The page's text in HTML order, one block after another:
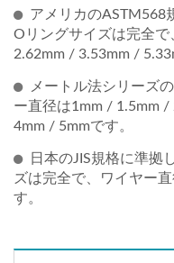
アメリカのASTM568
Oリングサイズは完全
2.62mm / 3.53mm /
メートル法シリーズ
ー直径は1mm / 1.5mm
4mm / 5mmです。
日本のJIS規格に準拠
ズは完全で、ワイヤー
す。